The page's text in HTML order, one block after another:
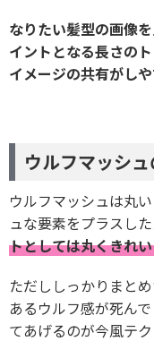
なりたい髪型の画像
イントとなる長さの
イメージの共有がし
ウルフマッシ
ウルフマッシュは丸
ュな要素をプラスした
トとしては丸くきれ
ただししっかりまと
あるウルフ感が死ん
てあげるのが今風テク